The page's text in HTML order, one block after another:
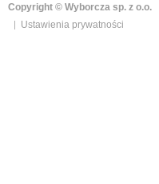
Copyright © Wyborcza sp. z o.o.
Ustawienia prywatności